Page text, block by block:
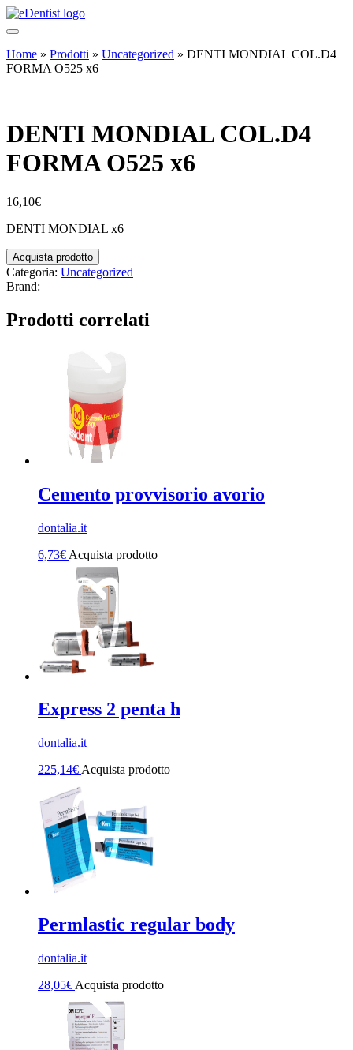
Home » Prodotti » Uncategorized » DENTI MONDIAL COL.D4
FORMA O525 x6
DENTI MONDIAL COL.D4
FORMA O525 x6
16,10€
DENTI MONDIAL x6
Acquista prodotto
Categoria: Uncategorized
Brand:
Prodotti correlati
Cemento provvisorio avorio
dontalia.it
6,73€ Acquista prodotto
Express 2 penta h
dontalia.it
225,14€ Acquista prodotto
Permlastic regular body
dontalia.it
28,05€ Acquista prodotto